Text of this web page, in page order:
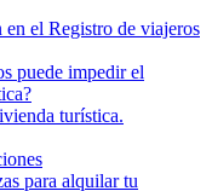
el Registro de viajeros
puede impedir el
turística.
para alquilar tu